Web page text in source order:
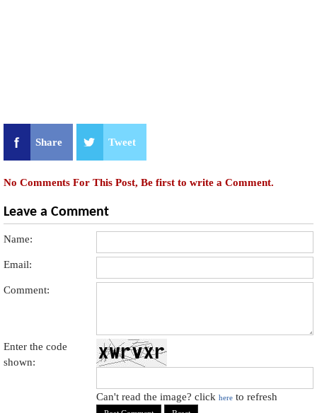
Share Tweet
No Comments For This Post, Be first to write a Comment.
Leave a Comment
Name:
Email:
Comment:
Enter the code
shown:
Can't read the image? clickhere to refresh